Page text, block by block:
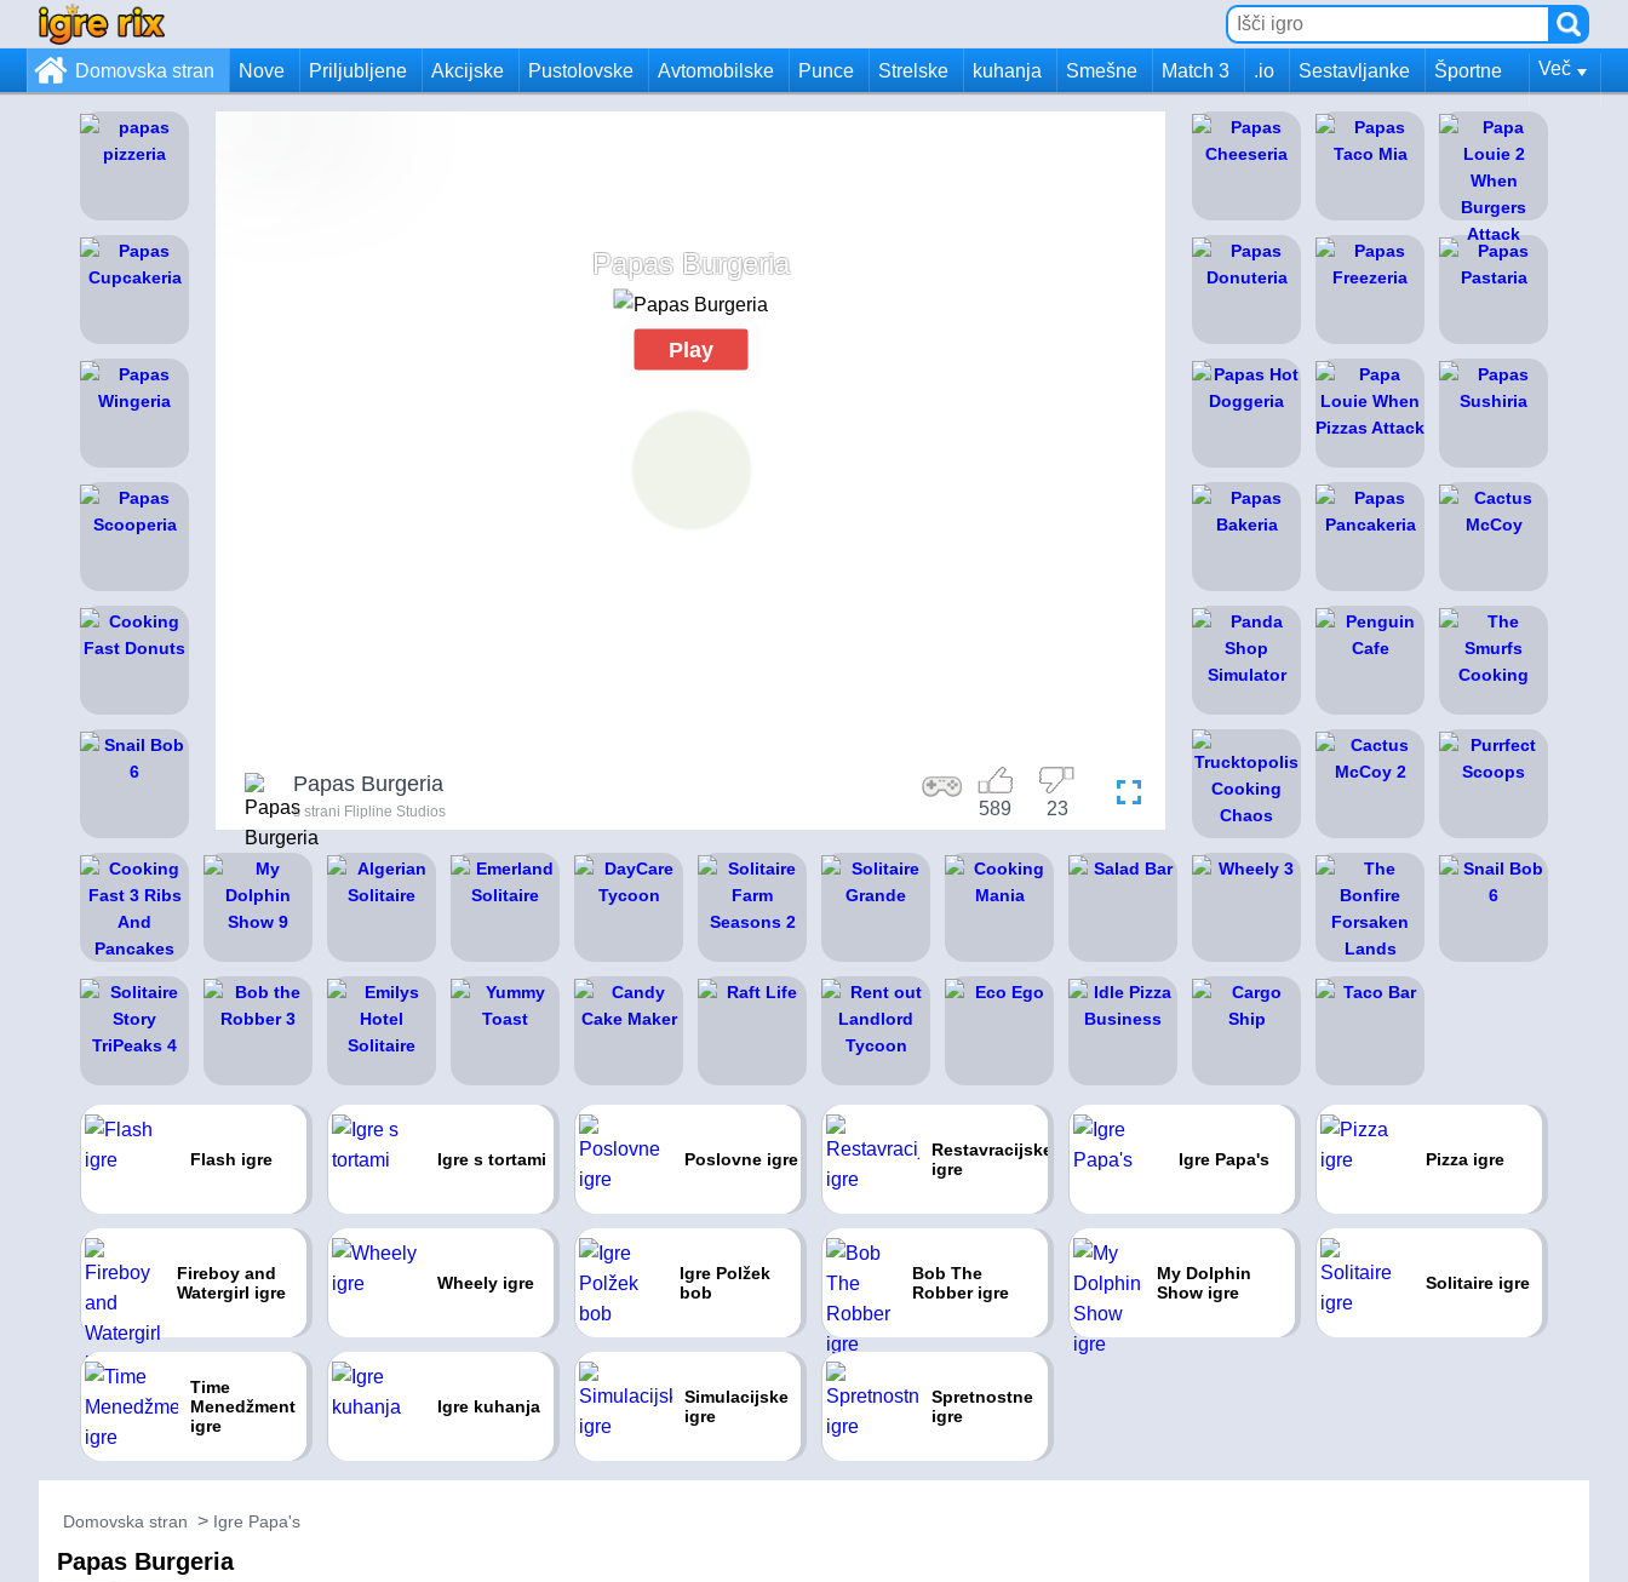
Domovska stran Nove Priljubljene Akcijske Pustolovske Avtomobilske Punce Strelske kuhanja Smešne Match 3 .io Sestavljanke Športne Več
Papas Burgeria
Play
Papas Burgeria
s strani Flipline Studios 23
589
Flash igre Igre s tortami Poslovne igre
Restavracijske
igre
Igre Papa's Pizza igre
Fireboy and
Watergirl igre
Wheely igre
Igre Polžek
bob
Bob The
Robber igre
My Dolphin
Show igre
Solitaire igre
Time
Menedžment
igre
Igre kuhanja
Simulacijske
igre
Spretnostne
igre
Domovska stran Igre Papa's
Papas Burgeria